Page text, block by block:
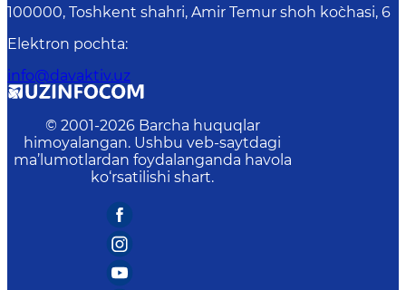
100000, Toshkent shahri, Amir Temur shoh ko`chasi, 6
Elektron pochta:
info@davaktiv.uz
© 2001-2026 Barcha huquqlar
himoyalangan. Ushbu veb-saytdagi
ma’lumotlardan foydalanganda havola
ko‘rsatilishi shart.